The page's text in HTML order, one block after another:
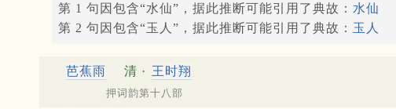
第 1 句因包含“水仙”，据此推断可能引用了典故： 水仙
第 2 句因包含“玉人”，据此推断可能引用了典故： 玉人
芭蕉雨 清 · 王时翔
押词韵第十八部